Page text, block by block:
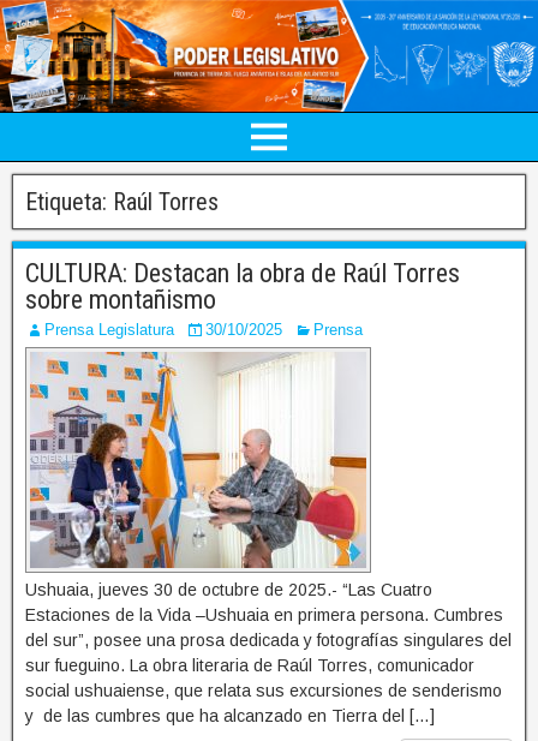
Etiqueta: Raúl Torres
CULTURA: Destacan la obra de Raúl Torres
sobre montañismo
Prensa Legislatura 30/10/2025 Prensa
Ushuaia, jueves 30 de octubre de 2025.- “Las Cuatro
Estaciones de la Vida –Ushuaia en primera persona. Cumbres
del sur”, posee una prosa dedicada y fotografías singulares del
sur fueguino. La obra literaria de Raúl Torres, comunicador
social ushuaiense, que relata sus excursiones de senderismo
y de las cumbres que ha alcanzado en Tierra del […]